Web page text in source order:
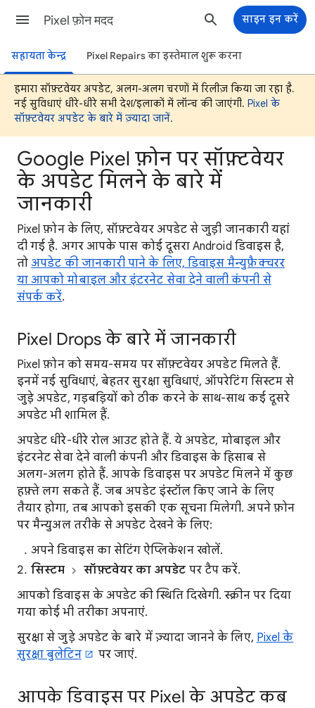
Pixel फ़ोन मदद साइन इन करें
सहायता केन्द्र Pixel Repairs का इस्तेमाल शुरू करना
हमारा सॉफ़्टवेयर अपडेट, अलग-अलग चरणों में रिलीज़ किया जा रहा है.
नई सुविधाएं धीरे-धीरे सभी देश/इलाकों में लॉन्च की जाएंगी. Pixel के
सॉफ़्टवेयर अपडेट के बारे में ज़्यादा जानें.
Google Pixel फ़ोन पर सॉफ़्टवेयर
के अपडेट मिलने के बारे में
जानकारी
Pixel फ़ोन के लिए, सॉफ़्टवेयर अपडेट से जुड़ी जानकारी यहां
दी गई है. अगर आपके पास कोई दूसरा Android डिवाइस है,
तोअपडेट की जानकारी पाने के लिए, डिवाइस मैन्युफ़ैक्चरर
या आपको मोबाइल और इंटरनेट सेवा देने वाली कंपनी से
संपर्क करें.
Pixel Drops के बारे में जानकारी
Pixel फ़ोन को समय-समय पर सॉफ़्टवेयर अपडेट मिलते हैं.
इनमें नई सुविधाएं, बेहतर सुरक्षा सुविधाएं, ऑपरेटिंग सिस्टम से
जुड़े अपडेट, गड़बड़ियों को ठीक करने के साथ-साथ कई दूसरे
अपडेट भी शामिल हैं.
अपडेट धीरे-धीरे रोल आउट होते हैं. ये अपडेट, मोबाइल और
इंटरनेट सेवा देने वाली कंपनी और डिवाइस के हिसाब से
अलग-अलग होते हैं. आपके डिवाइस पर अपडेट मिलने में कुछ
हफ़्ते लग सकते हैं. जब अपडेट इंस्टॉल किए जाने के लिए
तैयार होगा, तब आपको इसकी एक सूचना मिलेगी. अपने फ़ोन
पर मैन्युअल तरीके से अपडेट देखने के लिए:
अपने डिवाइस का सेटिंग ऐप्लिकेशन खोलें.
सिस्टम
सॉफ़्टवेयर का अपडेट पर टैप करें.
आपको डिवाइस के अपडेट की स्थिति दिखेगी. स्क्रीन पर दिया
गया कोई भी तरीका अपनाएं.
सुरक्षा से जुड़े अपडेट के बारे में ज़्यादा जानने के लिए, Pixel के
सुरक्षा बुलेटिन
पर जाएं.
आपके डिवाइस पर Pixel के अपडेट कब